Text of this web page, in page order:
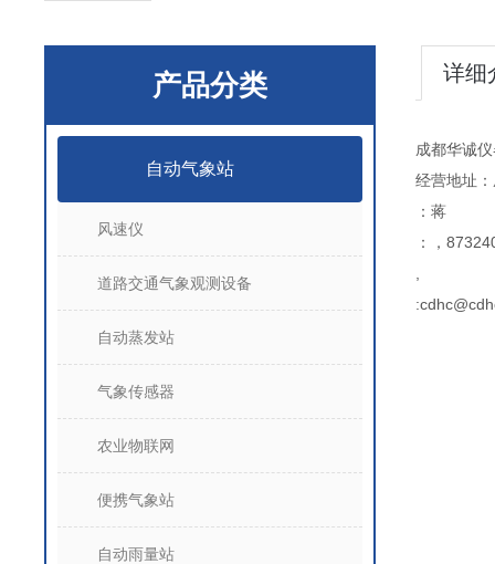
产品分类
自动气象站
风速仪
道路交通气象观测设备
自动蒸发站
气象传感器
农业物联网
便携气象站
自动雨量站
详细
成都华诚
经营地址
：蒋
：，